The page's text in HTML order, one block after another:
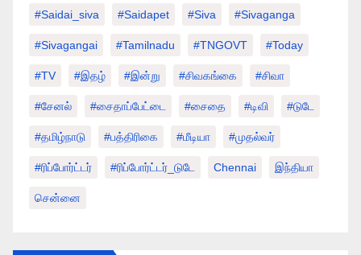
#saidai_siva #saidapet #Siva #Sivaganga
#sivagangai #tamilnadu #TNGOVT #today
#TV #இதழ் #இன்று #சிவகங்கை #சிவா
#சேனல் #சைதாப்பேட்டை #சைதை #டிவி #டுடே
#தமிழ்நாடு #பத்திரிகை #மீடியா #முதல்வர்
#ரிப்போர்ட்டர் #ரிப்போர்ட்டர்_டுடே Chennai இந்தியா
சென்னை